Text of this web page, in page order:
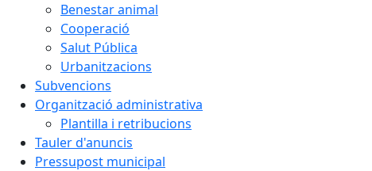
Benestar animal
Cooperació
Salut Pública
Urbanitzacions
Subvencions
Organització administrativa
Plantilla i retribucions
Tauler d'anuncis
Pressupost municipal